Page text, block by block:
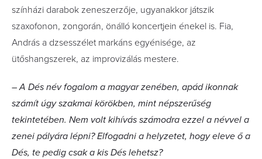
színházi darabok zeneszerzője, ugyanakkor játszik
szaxofonon, zongorán, önálló koncertjein énekel is. Fia,
András a dzsesszélet markáns egyénisége, az
ütőshangszerek, az improvizálás mestere.
– A Dés név fogalom a magyar zenében, apád ikonnak
számít úgy szakmai körökben, mint népszerűség
tekintetében. Nem volt kihívás számodra ezzel a névvel a
zenei pályára lépni? Elfogadni a helyzetet, hogy eleve ő a
Dés, te pedig csak a kis Dés lehetsz?